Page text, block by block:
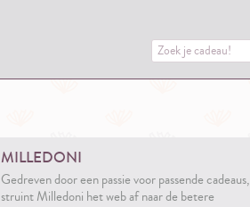
MILLEDONI
Gedreven door een passie voor passende cadeaus,
struint Milledoni het web af naar de betere